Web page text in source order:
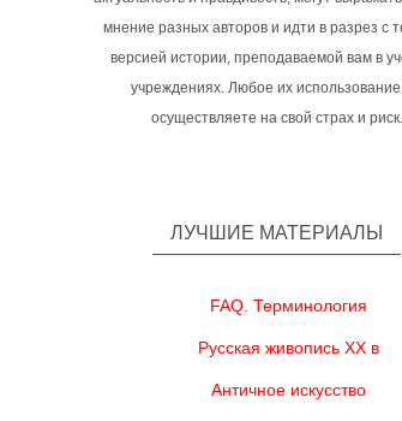
мнение разных авторов и идти в разрез с
версией истории, преподаваемой вам в
учреждениях. Любое их
осуществляете на свой страх и риск.
ЛУЧШИЕ МАТЕРИАЛЫ
FAQ. Терминология
Русская живопись XX в
Античное искусство